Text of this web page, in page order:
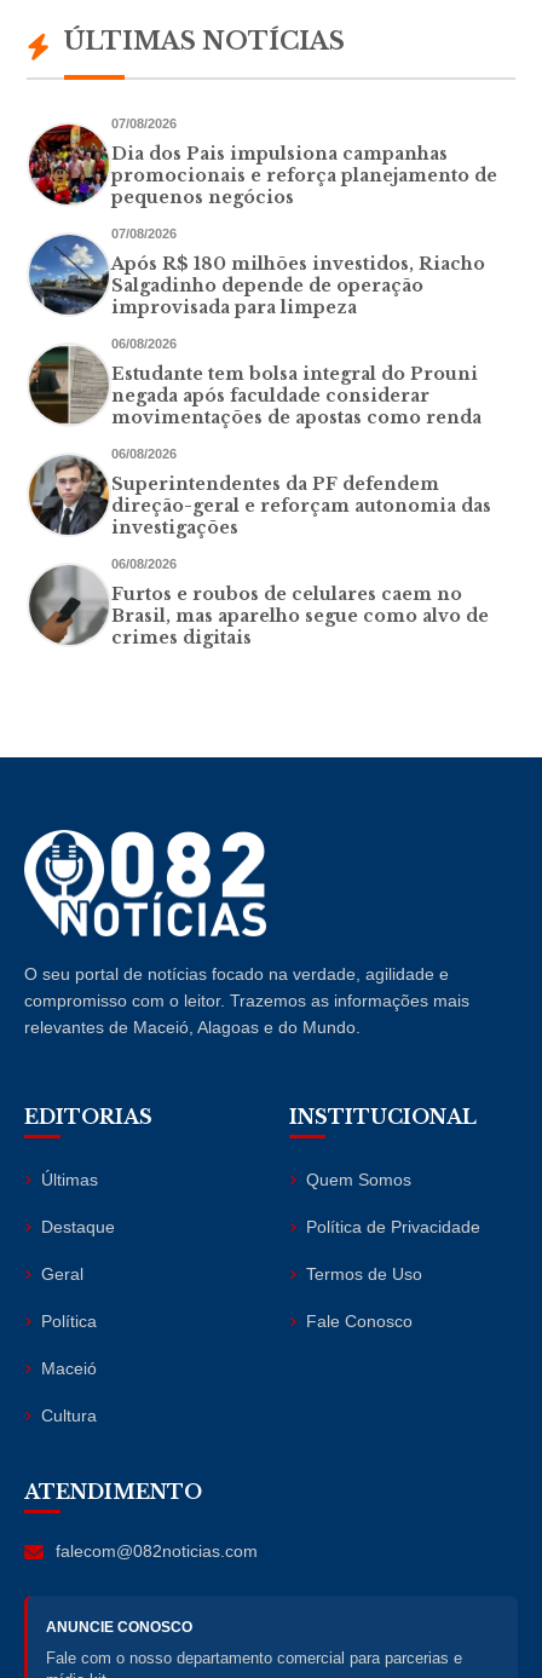
ÚLTIMAS NOTÍCIAS
07/08/2026
Dia dos Pais impulsiona campanhas
promocionais e reforça planejamento de
pequenos negócios
07/08/2026
Após R$ 180 milhões investidos, Riacho
Salgadinho depende de operação
improvisada para limpeza
06/08/2026
Estudante tem bolsa integral do Prouni
negada após faculdade considerar
movimentações de apostas como renda
06/08/2026
Superintendentes da PF defendem
direção-geral e reforçam autonomia das
investigações
06/08/2026
Furtos e roubos de celulares caem no
Brasil, mas aparelho segue como alvo de
crimes digitais
O seu portal de notícias focado na verdade, agilidade e
compromisso com o leitor. Trazemos as informações mais
relevantes de Maceió, Alagoas e do Mundo.
EDITORIAS
Últimas
Destaque
Geral
Política
Maceió
Cultura
INSTITUCIONAL
Quem Somos
Política de Privacidade
Termos de Uso
Fale Conosco
ATENDIMENTO
falecom@082noticias.com
ANUNCIE CONOSCO
Fale com o nosso departamento comercial para parcerias e